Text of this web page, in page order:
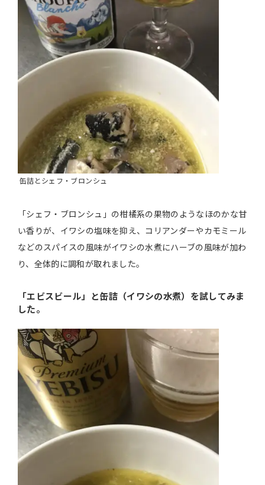
缶詰とシェフ・ブロンシュ
「シェフ・ブロンシュ」の柑橘系の果物のようなほのかな甘
い香りが、イワシの塩味を抑え、コリアンダーやカモミール
などのスパイスの風味がイワシの水煮にハーブの風味が加わ
り、全体的に調和が取れました。
「エビスビール」と缶詰（イワシの水煮）を試してみま
した。